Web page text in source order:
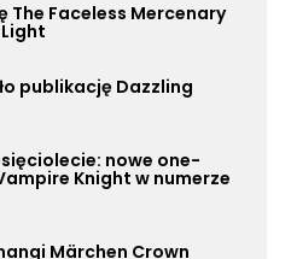
Faceless Mercenary
publikację Dazzling
nowe one-
Knight w numerze
Märchen Crown